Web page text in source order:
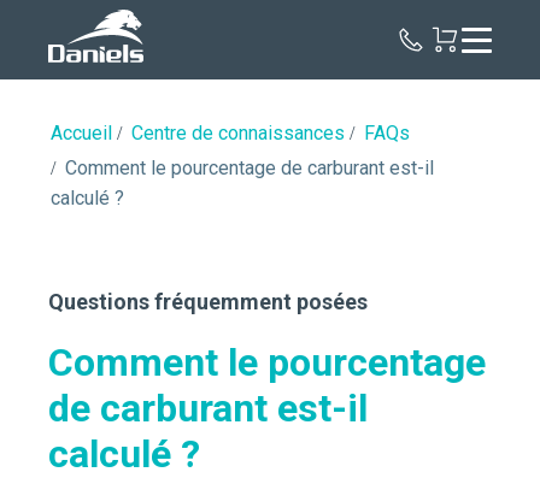
Accueil Centre de connaissances
FAQs
Comment le pourcentage de carburant est-il
calculé ?
Questions fréquemment posées
Comment le pourcentage
de carburant est-il
calculé ?